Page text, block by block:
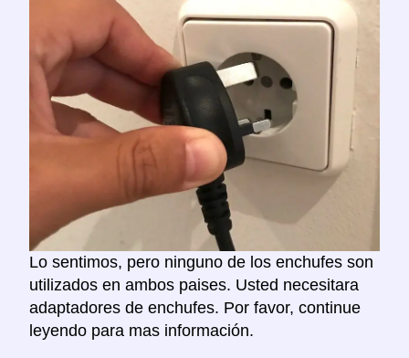
Lo sentimos, pero ninguno de los enchufes son
utilizados en ambos paises. Usted necesitara
adaptadores de enchufes. Por favor, continue
leyendo para mas información.